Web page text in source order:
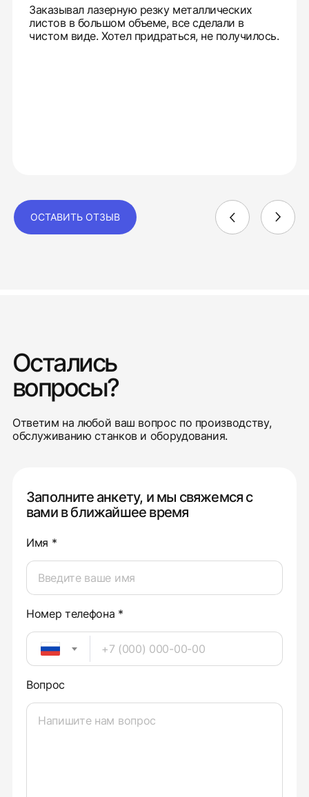
Заказывал лазерную резку металлических
листов в большом объеме, все сделали в
чистом виде. Хотел придраться, не получилось.
ОСТАВИТЬ ОТЗЫВ
Остались
вопросы?
Ответим на любой ваш вопрос по производству,
обслуживанию станков и оборудования.
Заполните анкету, и мы свяжемся с
вами в ближайшее время
Имя *
Номер телефона *
Вопрос